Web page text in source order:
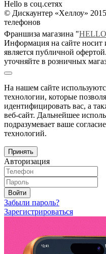
Hello в соц.сетях
© Дискаунтер «Хеллоу»
телефонов
Франшиза магазина "
Информация на сайте
является публичной
уточняйте в розничных
На нашем сайте
технологии, которые
идентифицировать вас, а
веб-сайт. Дальнейшее
подразумевает ваше
технологий.
Принять
Авторизация
Войти
Забыли пароль?
Зарегистрироваться